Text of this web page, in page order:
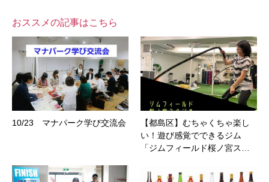
おススメの記事はこちら
10/23 マナパーク学び交流会
【都島区】むちゃくちゃ楽し
い！遊び感覚でできるジム
「ジムフィールド桜ノ宮ス…